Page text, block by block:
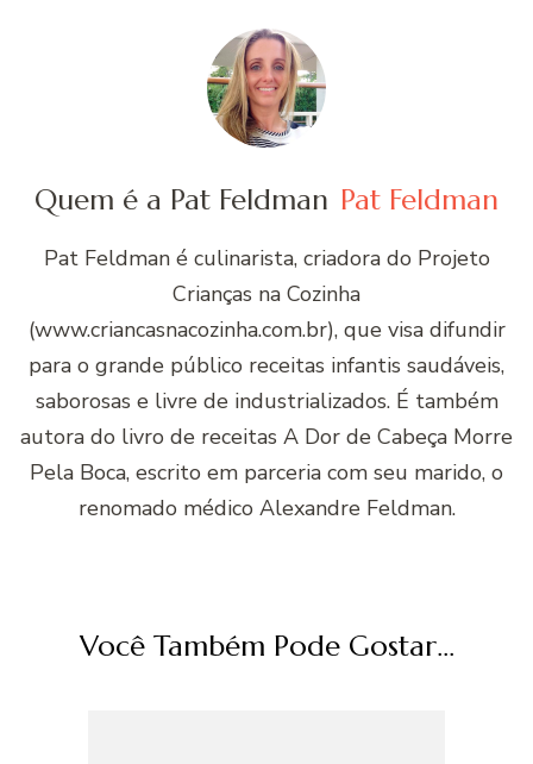
Quem é a Pat Feldman Pat Feldman
Pat Feldman é culinarista, criadora do Projeto
Crianças na Cozinha
(www.criancasnacozinha.com.br), que visa difundir
para o grande público receitas infantis saudáveis,
saborosas e livre de industrializados. É também
autora do livro de receitas A Dor de Cabeça Morre
Pela Boca, escrito em parceria com seu marido, o
renomado médico Alexandre Feldman.
Você Também Pode Gostar...